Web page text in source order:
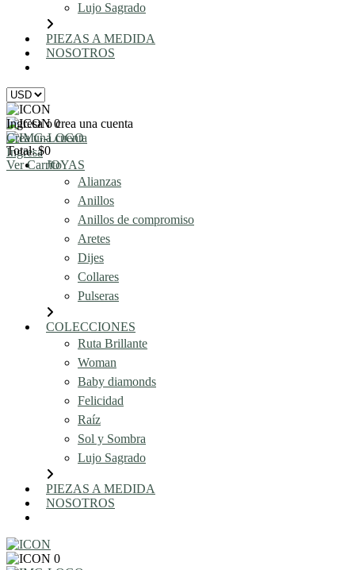
Lujo Sagrado
PIEZAS A MEDIDA
NOSOTROS
Ingresa o crea una cuenta
Crea una cuenta
Ingresa
0
Total: $0
Ver CarritoJOYAS
Alianzas
Anillos
Anillos de compromiso
Aretes
Dijes
Collares
Pulseras
COLECCIONES
Ruta Brillante
Woman
Baby diamonds
Felicidad
Raíz
Sol y Sombra
Lujo Sagrado
PIEZAS A MEDIDA
NOSOTROS
0